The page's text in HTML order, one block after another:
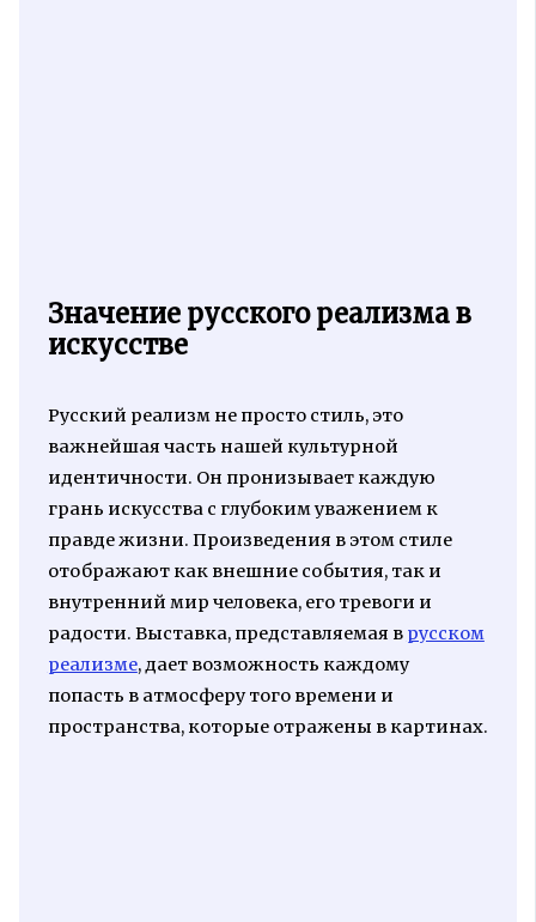
Значение русского реализма в
искусстве
Русский реализм не просто стиль, это
важнейшая часть нашей культурной
идентичности. Он пронизывает каждую
грань искусства с глубоким уважением к
правде жизни. Произведения в этом стиле
отображают как внешние события, так и
внутренний мир человека, его тревоги и
радости. Выставка, представляемая в русском
реализме, дает возможность каждому
попасть в атмосферу того времени и
пространства, которые отражены в картинах.